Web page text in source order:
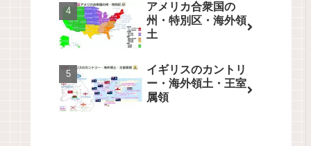
アメリカ合衆国の
州・特別区・海外領
土
イギリスのカントリ
ー・海外領土・王室
属領